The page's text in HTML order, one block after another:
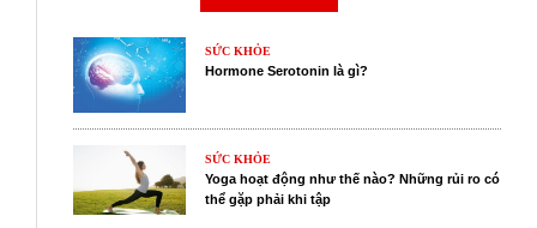
SỨC KHỎE
Hormone Serotonin là gì?
SỨC KHỎE
Yoga hoạt động như thế nào? Những rủi ro có
thể gặp phải khi tập